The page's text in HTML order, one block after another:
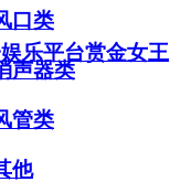
乐平台赏金女王
口类
声器类
管类
他